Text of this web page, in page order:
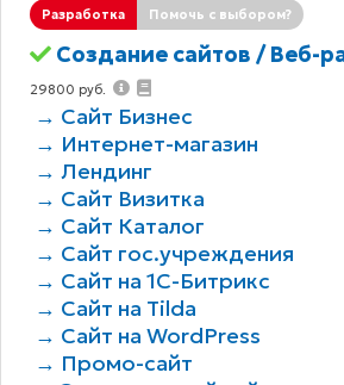
Разработка Помочь с выбором?
Создание сайтов / Веб-
29800 руб.
→ Сайт Бизнес
→ Интернет-магазин
→ Лендинг
→ Сайт Визитка
→ Сайт Каталог
→ Сайт гос.учреждения
→ Сайт на 1С-Битрикс
→ Сайт на Tilda
→ Сайт на WordPress
→ Промо-сайт